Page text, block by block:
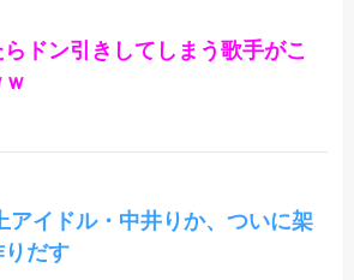
ドン引きしてしまう歌手がこ
アイドル・中井りか、ついに架
だす